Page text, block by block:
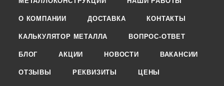
О КОМПАНИИ ДОСТАВКА КОНТАКТЫ
КАЛЬКУЛЯТОР МЕТАЛЛА ВОПРОС-ОТВЕТ
БЛОГ АКЦИИ НОВОСТИ ВАКАНСИИ
ОТЗЫВЫ РЕКВИЗИТЫ ЦЕНЫ